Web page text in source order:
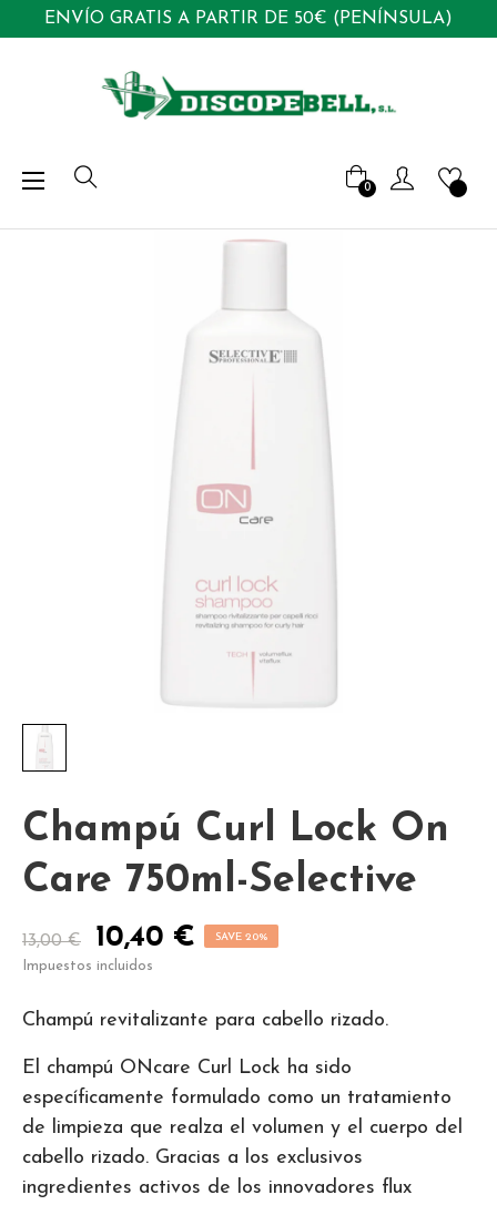
ENVÍO GRATIS A PARTIR DE 50€ (PENÍNSULA)
0
Navegación
palanca
☰
Champú Curl Lock On
Care 750ml-Selective
13,00 € 10,40 € SAVE 20%
Impuestos incluidos
Champú revitalizante para cabello rizado.
El champú ONcare Curl Lock ha sido
específicamente formulado como un tratamiento
de limpieza que realza el volumen y el cuerpo del
cabello rizado. Gracias a los exclusivos
ingredientes activos de los innovadores flux